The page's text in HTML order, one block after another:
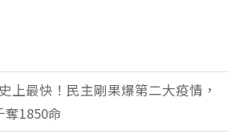
上最快！民主剛果爆第二大疫情，
奪1850命